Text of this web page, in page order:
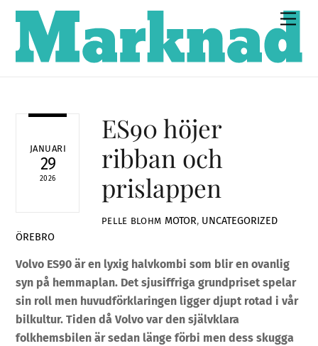
Skip
content
JANUARI
29
2026
ES90 höjer
ribban och
prislappen
PELLE BLOHM MOTOR, UNCATEGORIZED
ÖREBRO
Volvo ES90 är en lyxig halvkombi som blir en ovanlig
syn på hemmaplan. Det sjusiffriga grundpriset spelar
sin roll men huvudförklaringen ligger djupt rotad i vår
bilkultur. Tiden då Volvo var den självklara
folkhemsbilen är sedan länge förbi men dess skugga